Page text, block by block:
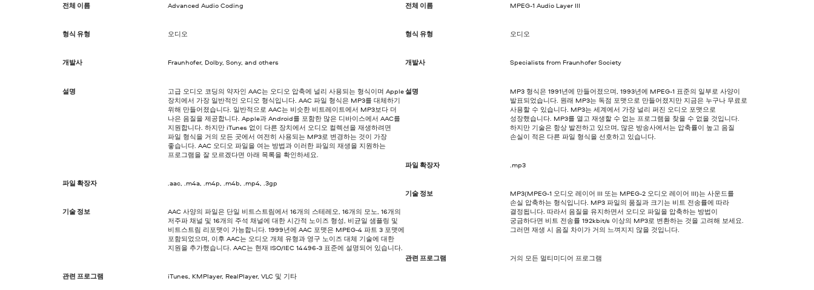
전체 이름 Advanced Audio Coding
형식 유형 오디오
개발사 Fraunhofer, Dolby, Sony, and others
설명
고급 오디오 코딩의 약자인 AAC는 오디오 압축에 널리 사용되는 형식이며 Apple
장치에서 가장 일반적인 오디오 형식입니다. AAC 파일 형식은 MP3를 대체하기
위해 만들어졌습니다. 일반적으로 AAC는 비슷한 비트레이트에서 MP3보다 더
나은 음질을 제공합니다. Apple과 Android를 포함한 많은 디바이스에서 AAC를
지원합니다. 하지만 iTunes 없이 다른 장치에서 오디오 컬렉션을 재생하려면
파일 형식을 거의 모든 곳에서 여전히 사용되는 MP3로 변경하는 것이 가장
좋습니다. AAC 오디오 파일을 여는 방법과 이러한 파일의 재생을 지원하는
프로그램을 잘 모르겠다면 아래 목록을 확인하세요.
파일 확장자 .aac, .m4a, .m4p, .m4b, .mp4, .3gp
기술 정보
AAC 사양의 파일은 단일 비트스트림에서 16개의 스테레오, 16개의 모노, 16개의
저주파 채널 및 16개의 주석 채널에 대한 시간적 노이즈 형성, 비균일 샘플링 및
비트스트림 리포맷이 가능합니다. 1999년에 AAC 포맷은 MPEG-4 파트 3 포맷에
포함되었으며, 이후 AAC는 오디오 개체 유형과 영구 노이즈 대체 기술에 대한
지원을 추가했습니다. AAC는 현재 ISO/IEC 14496-3 표준에 설명되어 있습니다.
관련 프로그램 iTunes, KMPlayer, RealPlayer, VLC 및 기타
전체 이름 MPEG-1 Audio Layer III
형식 유형 오디오
개발사 Specialists from Fraunhofer Society
설명
MP3 형식은 1991년에 만들어졌으며, 1993년에 MPEG-1 표준의 일부로 사양이
발표되었습니다. 원래 MP3는 독점 포맷으로 만들어졌지만 지금은 누구나 무료로
사용할 수 있습니다. MP3는 세계에서 가장 널리 퍼진 오디오 포맷으로
성장했습니다. MP3를 열고 재생할 수 없는 프로그램을 찾을 수 없을 것입니다.
하지만 기술은 항상 발전하고 있으며, 많은 방송사에서는 압축률이 높고 음질
손실이 적은 다른 파일 형식을 선호하고 있습니다.
파일 확장자 .mp3
기술 정보
MP3(MPEG-1 오디오 레이어 III 또는 MPEG-2 오디오 레이어 III)는 사운드를
손실 압축하는 형식입니다. MP3 파일의 품질과 크기는 비트 전송률에 따라
결정됩니다. 따라서 음질을 유지하면서 오디오 파일을 압축하는 방법이
궁금하다면 비트 전송률 192kbit/s 이상의 MP3로 변환하는 것을 고려해 보세요.
그러면 재생 시 음질 차이가 거의 느껴지지 않을 것입니다.
관련 프로그램 거의 모든 멀티미디어 프로그램